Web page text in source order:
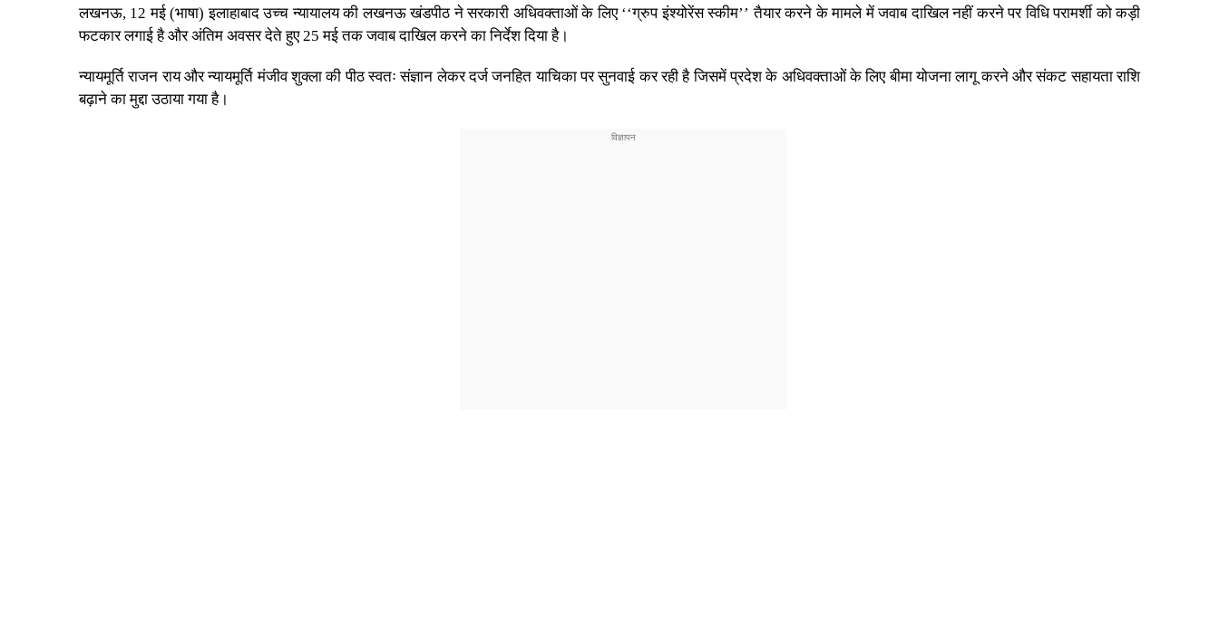
लखनऊ, 12 मई (भाषा) इलाहाबाद उच्च न्यायालय की लखनऊ खंडपीठ ने सरकारी अधिवक्ताओं के लिए ‘‘ग्रुप इंश्योरेंस स्कीम’’ तैयार करने के मामले में जवाब दाखिल नहीं करने पर विधि परामर्शी को कड़ी
फटकार लगाई है और अंतिम अवसर देते हुए 25 मई तक जवाब दाखिल करने का निर्देश दिया है।
न्यायमूर्ति राजन राय और न्यायमूर्ति मंजीव शुक्ला की पीठ स्वतः संज्ञान लेकर दर्ज जनहित याचिका पर सुनवाई कर रही है जिसमें प्रदेश के अधिवक्ताओं के लिए बीमा योजना लागू करने और संकट सहायता राशि
बढ़ाने का मुद्दा उठाया गया है।